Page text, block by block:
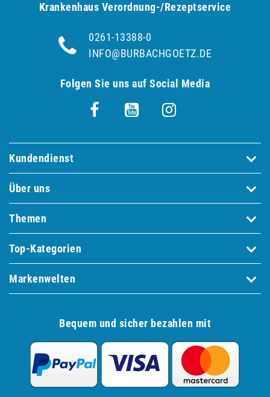
Krankenhaus Verordnung-/Rezeptservice
0261-13388-0
INFO@BURBACHGOETZ.DE
Folgen Sie uns auf Social Media
Kundendienst
Über uns
Themen
Top-Kategorien
Markenwelten
Bequem und sicher bezahlen mit